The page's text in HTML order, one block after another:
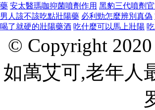
藥 安太醫瑪咖抑菌噴劑作用 黑豹三代噴劑
男人該不該吃點壯陽藥 必利勁怎麼辨別真偽
喝了就硬的壯陽藥酒 吃什麼可以馬上壯陽
© Copyright 2020
如萬艾可,老年人